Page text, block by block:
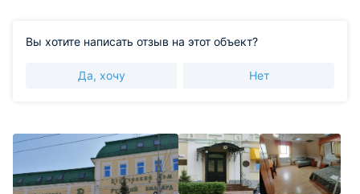
Вы хотите написать отзыв на этот объект?
Да, хочу Нет